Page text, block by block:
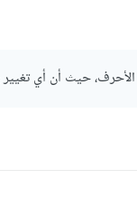
الأحرف، حيث أن أي